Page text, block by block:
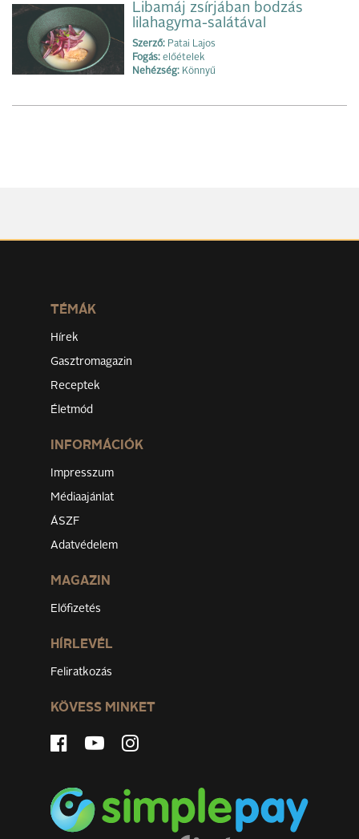
Libamáj zsírjában bodzás
lilahagyma-salátával
Szerző: Patai Lajos
Fogás: előételek
Nehézség: Könnyű
TÉMÁK
Hírek
Gasztromagazin
Receptek
Életmód
INFORMÁCIÓK
Impresszum
Médiaajánlat
ÁSZF
Adatvédelem
MAGAZIN
Előfizetés
HÍRLEVÉL
Feliratkozás
KÖVESS MINKET